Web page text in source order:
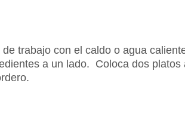
trabajo con el caldo o agua
a un lado. Coloca dos